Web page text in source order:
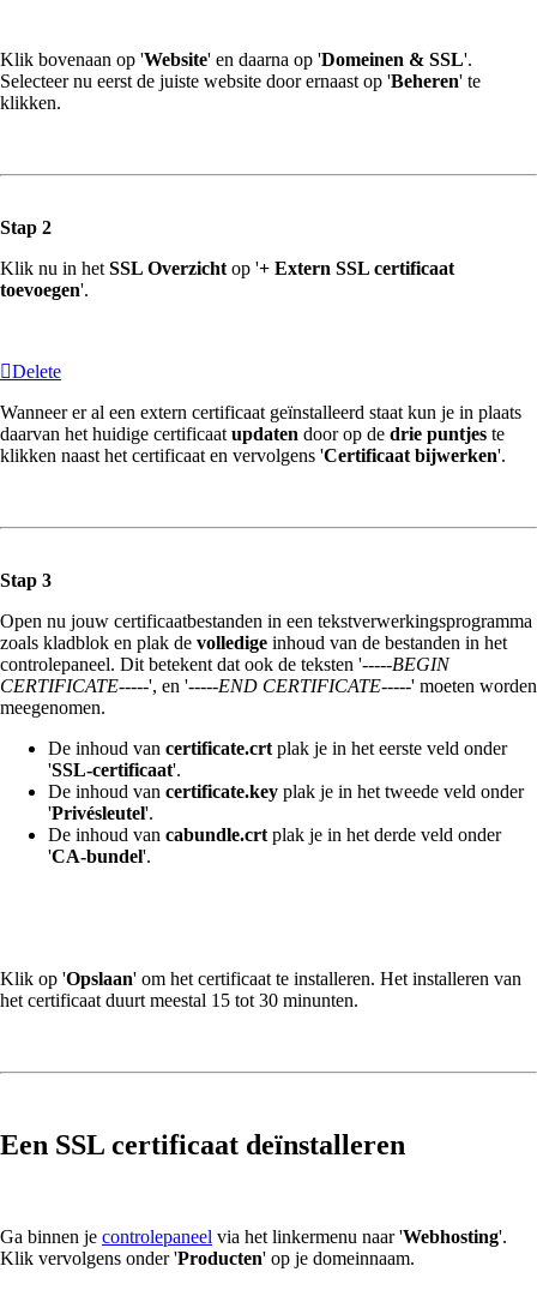
Klik bovenaan op 'Website' en daarna op 'Domeinen & SSL'.
Selecteer nu eerst de juiste website door ernaast op 'Beheren' te
klikken.
Stap 2
Klik nu in het SSL Overzicht op '+ Extern SSL certificaat
toevoegen'.
Delete
Wanneer er al een extern certificaat geïnstalleerd staat kun je in plaats
daarvan het huidige certificaat updaten door op de drie puntjes te
klikken naast het certificaat en vervolgens 'Certificaat bijwerken'.
Stap 3
Open nu jouw certificaatbestanden in een tekstverwerkingsprogramma
zoals kladblok en plak de volledige inhoud van de bestanden in het
controlepaneel. Dit betekent dat ook de teksten '-----BEGIN
CERTIFICATE-----', en '-----END CERTIFICATE-----' moeten worden
meegenomen.
De inhoud van certificate.crt plak je in het eerste veld onder
'SSL-certificaat'.
De inhoud van certificate.key plak je in het tweede veld onder
'Privésleutel'.
De inhoud van cabundle.crt plak je in het derde veld onder
'CA-bundel'.
Klik op 'Opslaan' om het certificaat te installeren. Het installeren van
het certificaat duurt meestal 15 tot 30 minunten.
Een SSL certificaat deïnstalleren
Ga binnen je controlepaneel via het linkermenu naar 'Webhosting'.
Klik vervolgens onder 'Producten' op je domeinnaam.